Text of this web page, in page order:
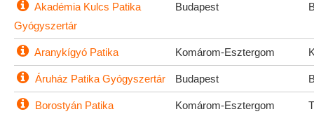
Akadémia Kulcs Patika
Gyógyszertár
Budapest
Aranykígyó Patika Komárom-Esztergom
Áruház Patika Gyógyszertár Budapest
Borostyán Patika Komárom-Esztergom